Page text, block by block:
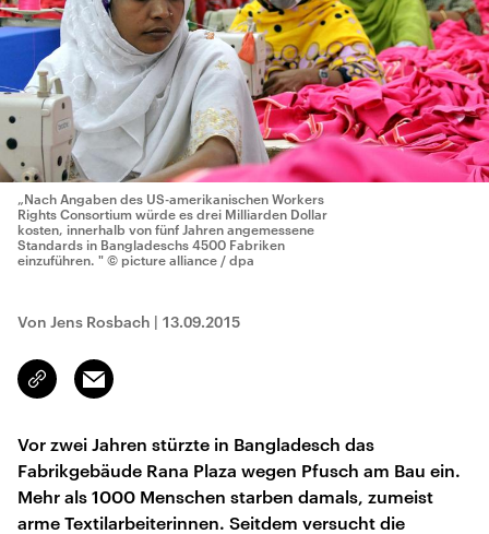
„Nach Angaben des US-amerikanischen Workers
Rights Consortium würde es drei Milliarden Dollar
kosten, innerhalb von fünf Jahren angemessene
Standards in Bangladeschs 4500 Fabriken
einzuführen. " © picture alliance / dpa
Von Jens Rosbach | 13.09.2015
Link
kopieren/teilen
Email
Vor zwei Jahren stürzte in Bangladesch das
Fabrikgebäude Rana Plaza wegen Pfusch am Bau ein.
Mehr als 1000 Menschen starben damals, zumeist
arme Textilarbeiterinnen. Seitdem versucht die